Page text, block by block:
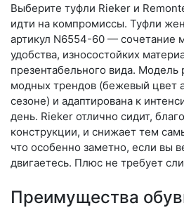
Выберите туф­ли Rieker и
идти на компромиссы. Туфли
артикул N6554-60 — сочетание
удобства, износостойких
презентабельного вида. Модель
модных трендов (бе­жевый цвет
сезоне) и адаптирована к
день. Ri­eker отлично сидит,
конструкции, и снижает тем
что особенно заметно, если вы
двигаетесь. Плюс не требует
Преимущества